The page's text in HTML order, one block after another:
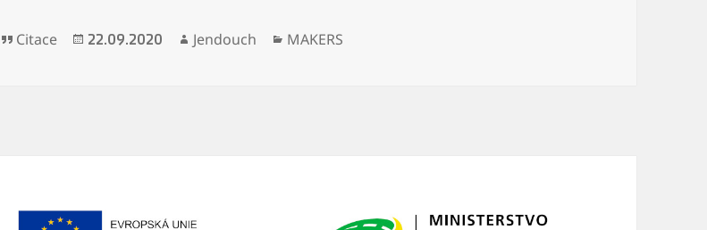
Formát:
Citace Publikováno:
22.09.2020 Autor:
Jendouch Rubriky:
MAKERS